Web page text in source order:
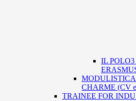
IL
CHARME (CV
TRAINEE FOR